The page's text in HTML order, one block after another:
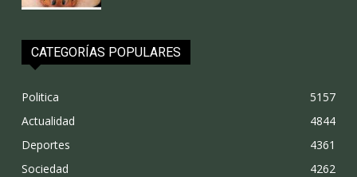
CATEGORÍAS POPULARES
Politica
5157
Actualidad
4844
Deportes
4361
Sociedad
4262